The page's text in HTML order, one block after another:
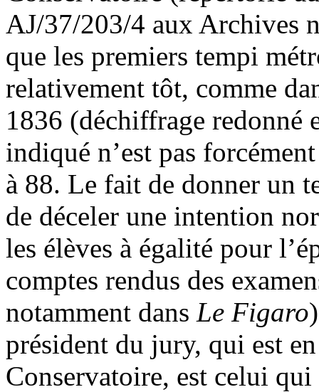
AJ/37/203/4 aux Archives
que les premiers tempi
relativement tôt, comme
1836 (déchiffrage redonné
indiqué n’est pas
à 88. Le fait de donner un
de déceler une intention
les élèves à égalité pour
comptes rendus des
notamment dans Le Figaro
président du jury, qui est
Conservatoire, est celui